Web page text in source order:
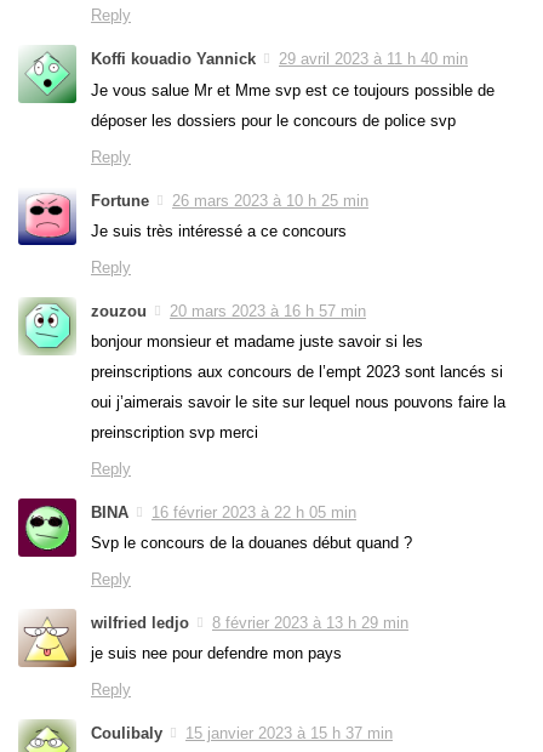
Reply
Koffi kouadio Yannick
29 avril 2023 à 11 h 40 min
Je vous salue Mr et Mme svp est ce toujours possible de
déposer les dossiers pour le concours de police svp
Reply
Fortune
26 mars 2023 à 10 h 25 min
Je suis très intéressé a ce concours
Reply
zouzou
20 mars 2023 à 16 h 57 min
bonjour monsieur et madame juste savoir si les
preinscriptions aux concours de l’empt 2023 sont lancés si
oui j’aimerais savoir le site sur lequel nous pouvons faire la
preinscription svp merci
Reply
BINA
16 février 2023 à 22 h 05 min
Svp le concours de la douanes début quand ?
Reply
wilfried ledjo
8 février 2023 à 13 h 29 min
je suis nee pour defendre mon pays
Reply
Coulibaly
15 janvier 2023 à 15 h 37 min